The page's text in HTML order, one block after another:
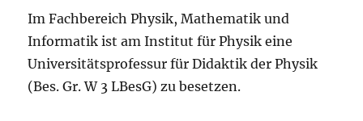
Im Fachbereich Physik, Mathematik und
Informatik ist am Institut für Physik eine
Universitätsprofessur für Didaktik der Physik
(Bes. Gr. W 3 LBesG) zu besetzen.